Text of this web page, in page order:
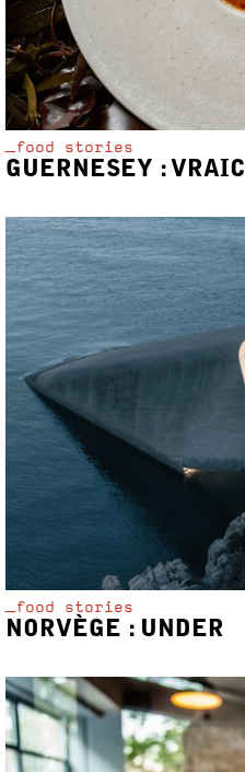
_food stories
GUERNESEY : VRAIC
_food stories
NORVÈGE : UNDER